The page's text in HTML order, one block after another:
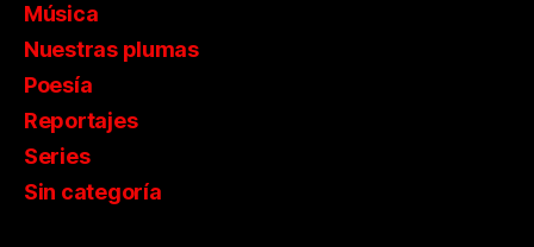
Música
Nuestras plumas
Poesía
Reportajes
Series
Sin categoría